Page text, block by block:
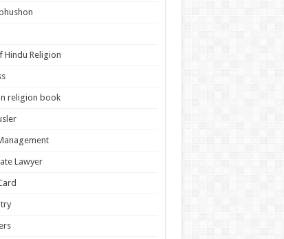
Hindu Religion
religion book
Lawyer